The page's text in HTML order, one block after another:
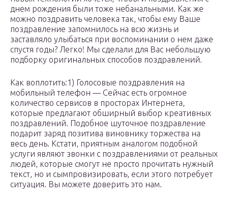
днем рождения были тоже небанальными. Как же
можно поздравить человека так, чтобы ему Ваше
поздравление запомнилось на всю жизнь и
заставляло улыбаться при воспоминании о нем даже
спустя годы? Легко! Мы сделали для Вас небольшую
подборку оригинальных способов поздравлений.
Как воплотить:1) Голосовые поздравления на
мобильный телефон — Сейчас есть огромное
количество сервисов в просторах Интернета,
которые предлагают обширный выбор креативных
поздравлений. Подобное шуточное поздравление
подарит заряд позитива виновнику торжества на
весь день. Кстати, приятным аналогом подобной
услуги являют звонки с поздравлениями от реальных
людей, которые смогут не просто прочитать нужный
текст, но и сымпровизировать, если этого потребует
ситуация. Вы можете доверить это нам.